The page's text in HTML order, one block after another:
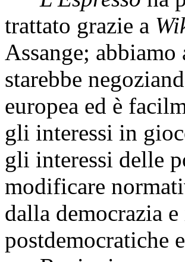
trattato grazie a
Assange;
starebbe
europea ed è
gli interessi in
gli interessi delle
modificare
dalla democrazia
postdemocratiche